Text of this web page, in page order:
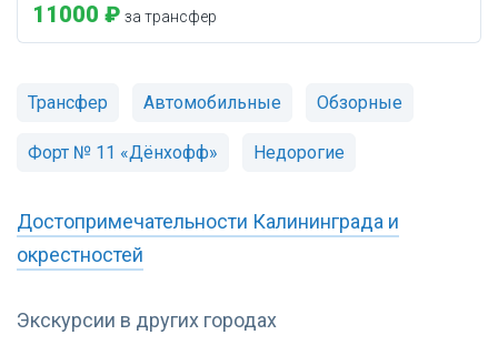
Экскурсии в других городах
11000 ₽ за трансфер
Трансфер Автомобильные Обзорные
Форт № 11 «Дёнхофф» Недорогие
Достопримечательности Калининграда и
окрестностей